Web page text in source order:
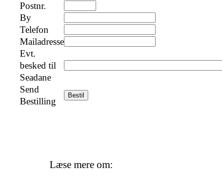
Postnr.
By
Telefon
Mailadresse
Evt.
besked til
Seadane
Send
Bestilling
Læse mere om: